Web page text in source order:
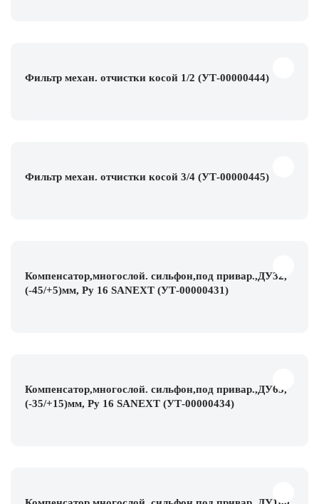
Фильтр механ. отчистки косой 1/2 (УТ-00000444)
Фильтр механ. отчистки косой 3/4 (УТ-00000445)
Компенсатор,многослой. сильфон,под привар.,ДУ32,
(-45/+5)мм, Ру 16 SANEXT (УТ-00000431)
Компенсатор,многослой. сильфон,под привар.,ДУ65,
(-35/+15)мм, Ру 16 SANEXT (УТ-00000434)